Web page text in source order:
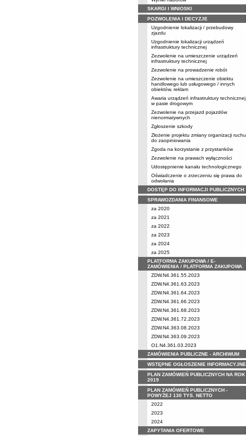
SKARGI I WNIOSKI
POZWOLENIA I DECYZJE
Uzgodnienie lokalizacji / przebudowy
zjazdu
Uzgodnienie lokalizacji urządzeń
infrastruktury technicznej
Zezwolenie na umieszczenie urządzeń
infrastruktury technicznej
Zezwolenie na prowadzenie robót
Zezwolenie na umieszczenie obiektu
handlowego lub usługowego / innych
obiektów, reklam
Awaria urządzeń infrastruktury technicznej
w pasie drogowym
Zezwolenie na przejazd pojazdów
nienormatywnych
Zgłoszenie szkody
Złożenie projektu zmiany organizacji ruchu
do zaopiniowania
Zgoda na korzystanie z przystanków
Zezwolenie na prawach wyłączności
Udostępnienie kanału technologicznego
Oświadczenie o zrzeczeniu się prawa do
odwołania
DOSTĘP DO INFORMACJI PUBLICZNYCH
SPRAWOZDANIA FINANSOWE
za 2020
za 2021
za 2022
za 2023
za 2024
za 2025
PLATFORMA ZAKUPOWA / E-
ZAMÓWIENIA / PLATFORMA ZAKUPOWA
ZDW.N4.361.55.2023
ZDW.N4.361.63.2023
ZDW.N4.361.64.2023
ZDW.N4.361.66.2023
ZDW.N4.361.68.2023
ZDW.N4.361.72.2023
ZDW.N4.363.08.2023
ZDW.N4.363.09.2023
O1.N4.361.03.2023
ZAMÓWIENIA PUBLICZNE - ARCHIWUM
WSTĘPNE OGŁOSZENIE INFORMACYJNE
PLAN ZAMÓWIEŃ PUBLICZNYCH NA ROK
2019
PLAN ZAMÓWIEŃ PUBLICZNYCH -
POWYŻEJ 130 TYS. NETTO
2022
2023
2024
ZAPYTANIA OFERTOWE